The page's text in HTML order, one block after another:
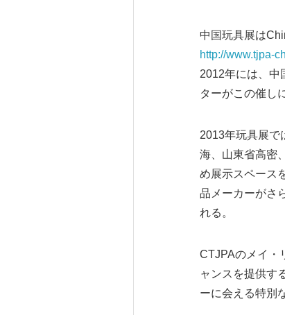
中国玩具展は
http://www.tjpa-
2012年には、中
ターがこの催し
2013年玩具展で
海、山東省高密
め展示スペース
品メーカーがさ
れる。
CTJPAのメイ・
ャンスを提供す
ーに会える特別